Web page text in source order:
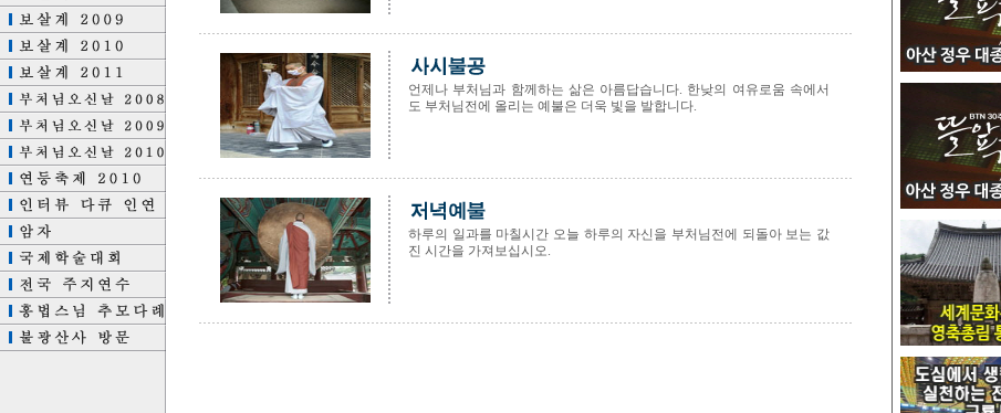
언제나 부처님과 함께하는 삶은 아름답습니다. 한낮의 여유로움 속에서
도 부처님전에 올리는 예불은 더욱 빛을 발합니다.
하루의 일과를 마칠시간 오늘 하루의 자신을 부처님전에 되돌아 보는 값
진 시간을 가져보십시오.